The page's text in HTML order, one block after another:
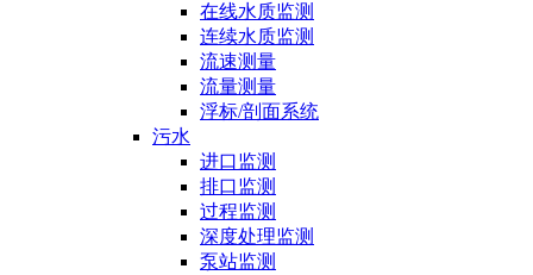
在线水质监测
连续水质监测
流速测量
流量测量
浮标/剖面系统
污水
进口监测
排口监测
过程监测
深度处理监测
泵站监测